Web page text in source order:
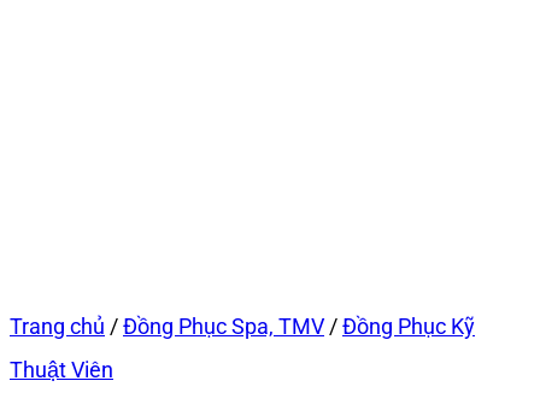
Trang chủ /Đồng Phục Spa, TMV /Đồng Phục Kỹ
Thuật Viên